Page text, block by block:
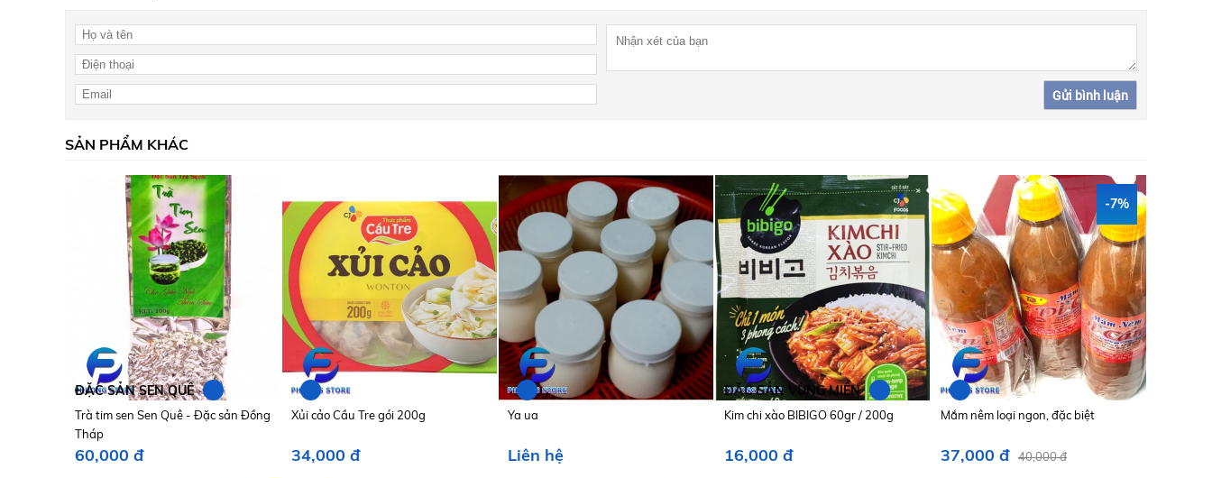
Gửi bình luận
SẢN PHẨM KHÁC
ĐẶC SẢN SEN QUÊ
Trà tim sen Sen Quê - Đặc sản Đồng
Tháp
60,000 đ
Xủi cảo Cầu Tre gói 200g
34,000 đ
Ya ua
Liên hệ
ĐẶC SẢN VÙNG MIỀN
Kim chi xào BIBIGO 60gr / 200g
16,000 đ
-7%
Mắm nêm loại ngon, đặc biệt
37,000 đ 40,000 đ